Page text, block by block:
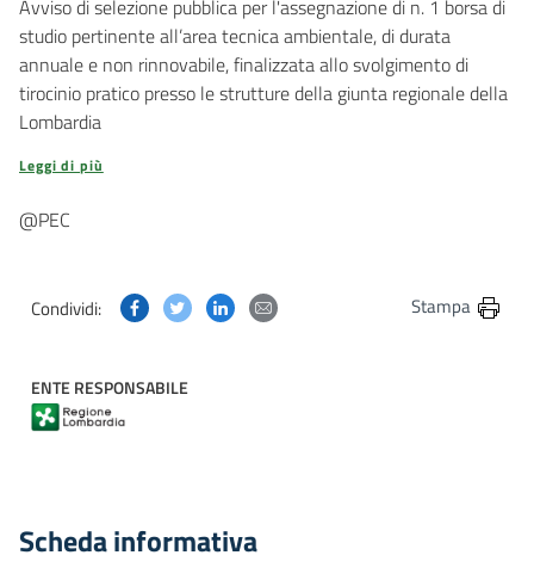
Avviso di selezione pubblica per l'assegnazione di n. 1 borsa di
studio pertinente all’area tecnica ambientale, di durata
annuale e non rinnovabile, finalizzata allo svolgimento di
tirocinio pratico presso le strutture della giunta regionale della
Lombardia
Leggi di più
@PEC
Condividi: Condividi questa pagina su Facebook
Condividi questa pagina su Twitter
Condividi questa pagina su Linkedin
Condividi questa pagina via
Stampa
ENTE RESPONSABILE
Scheda informativa